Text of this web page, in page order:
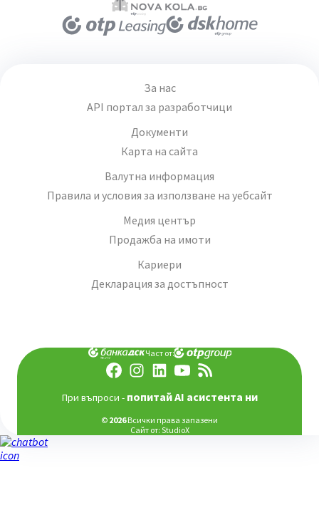
За нас
API портал за разработчици
Документи
Карта на сайта
Валутна информация
Правила и условия за използване на уебсайт
Медия център
Продажба на имоти
Кариери
Декларация за достъпност
Част от:
При въпроси - попитай AI асистента ни
© 2026Всички права запазени
Сайт от: StudioX